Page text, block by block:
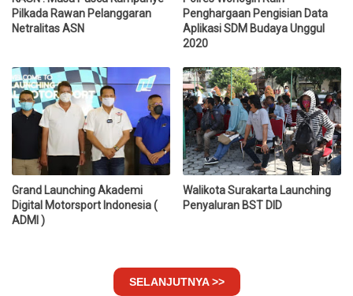
Pilkada Rawan Pelanggaran
Netralitas ASN
Penghargaan Pengisian Data
Aplikasi SDM Budaya Unggul
2020
Grand Launching Akademi
Digital Motorsport Indonesia (
ADMI )
Walikota Surakarta Launching
Penyaluran BST DID
SELANJUTNYA >>